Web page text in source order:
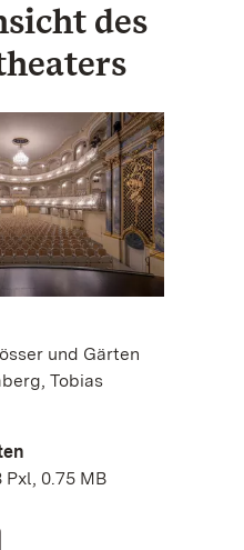
des
und Gärten
Tobias
Pxl, 0.75 MB